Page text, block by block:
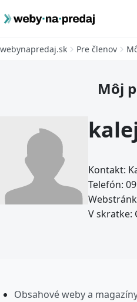
webynapredaj.sk Pre členov
Môj
Kontakt:
Telefón:
V skratke:
Obsahové weby a